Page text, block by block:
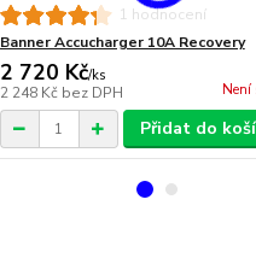
1 hodnocení
Banner Accucharger 10A Recovery
2 720 Kč/ks
2 248 Kč bez DPH Není
Přidat do